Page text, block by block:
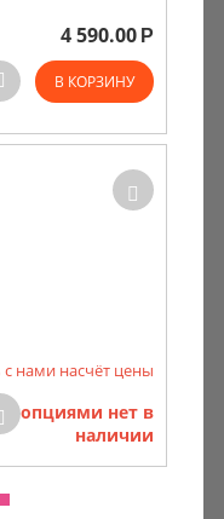
4 590.00 Р
В КОРЗИНУ
нами насчёт цены
опциями нет в
наличии